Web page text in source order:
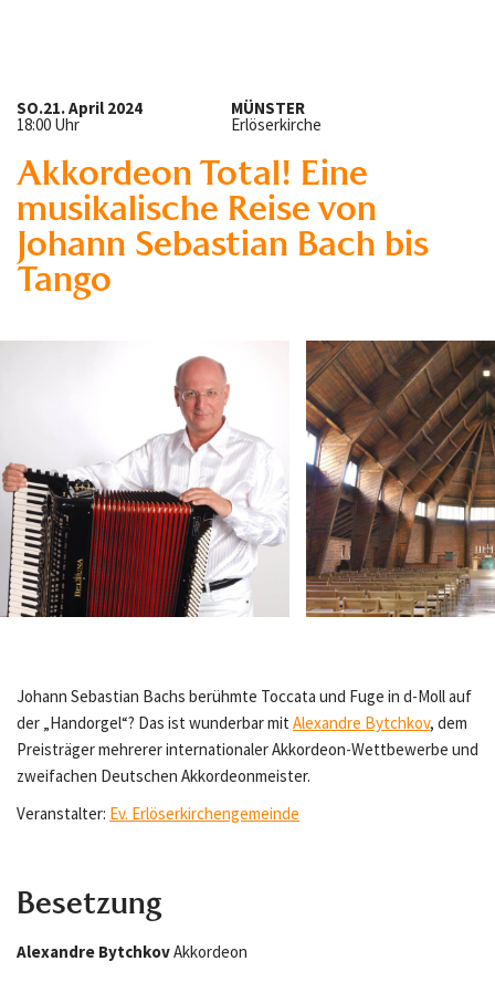
SO.21. April 2024
18:00 Uhr
MÜNSTER
Erlöserkirche
Akkordeon Total! Eine
musikalische Reise von
Johann Sebastian Bach bis
Tango
Johann Sebastian Bachs berühmte Toccata und Fuge in d-Moll auf
der „Handorgel“? Das ist wunderbar mit Alexandre Bytchkov, dem
Preisträger mehrerer internationaler Akkordeon-Wettbewerbe und
zweifachen Deutschen Akkordeonmeister.
Veranstalter: Ev. Erlöserkirchengemeinde
Besetzung
Alexandre BytchkovAkkordeon